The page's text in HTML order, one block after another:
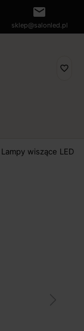
mail
sklep@salonled.pl
favorite_border
Lampy wiszące LED